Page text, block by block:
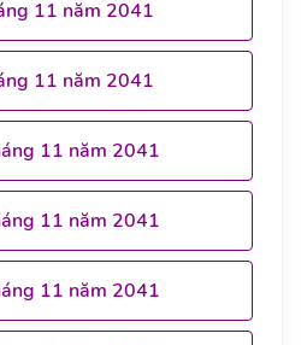
11 năm 2041
11 năm 2041
11 năm 2041
11 năm 2041
11 năm 2041